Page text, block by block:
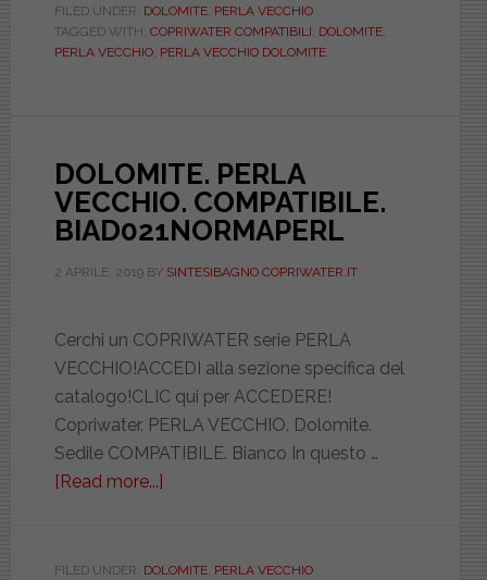
VECCHIO.
COMPATIBILE.
PASS365M1801PERL
FILED UNDER: DOLOMITE, PERLA VECCHIO
TAGGED WITH: COPRIWATER COMPATIBILI, DOLOMITE,
PERLA VECCHIO, PERLA VECCHIO DOLOMITE
DOLOMITE. PERLA
VECCHIO. COMPATIBILE.
BIAD021NORMAPERL
2 APRILE, 2019BY SINTESIBAGNO COPRIWATER.IT
Cerchi un COPRIWATER serie PERLA
VECCHIO!ACCEDI alla sezione specifica del
catalogo!CLIC qui per ACCEDERE!
Copriwater. PERLA VECCHIO. Dolomite.
Sedile COMPATIBILE. Bianco In questo …
[Read more...]
VECCHIO.
FILED UNDER: DOLOMITE, PERLA VECCHIO